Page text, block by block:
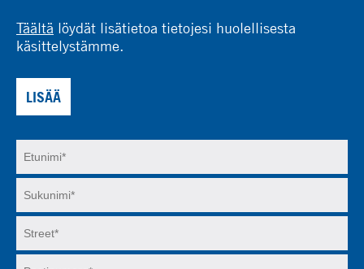
Täältä löydät lisätietoa tietojesi huolellisesta
käsittelystämme.
LISÄÄ